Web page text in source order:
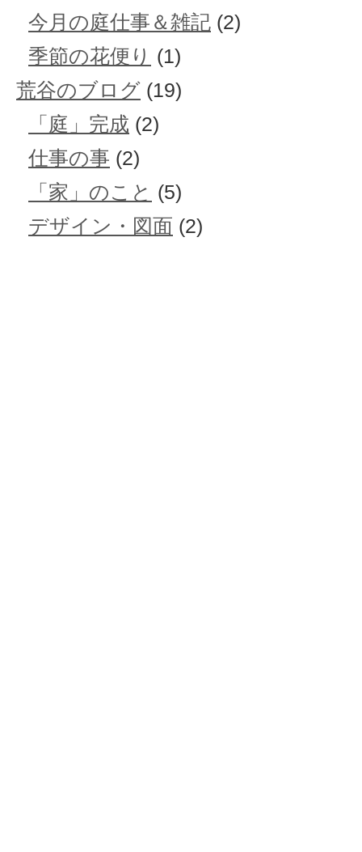
今月の庭仕事＆雑記 (2)
季節の花便り (1)
荒谷のブログ (19)
「庭」完成 (2)
仕事の事 (2)
「家」のこと (5)
デザイン・図面 (2)